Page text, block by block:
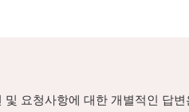
및 요청사항에 대한 개별적인 답